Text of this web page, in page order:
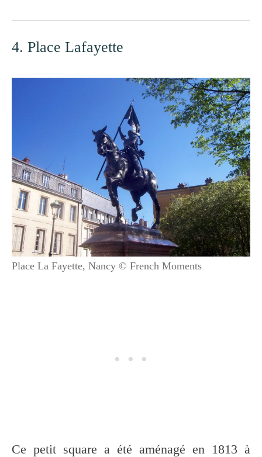
4. Place Lafayette
Place La Fayette, Nancy © French Moments
Ce petit square a été aménagé en 1813 à